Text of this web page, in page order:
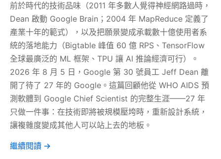
前於時代的技術品味（2011 年多數人覺得神經網路過時，
Dean 啟動 Google Brain；2004 年 MapReduce 定義了
產業十年的範式），以及把願景變成承載數十億使用者系
統的落地能力（Bigtable 峰值 60 億 RPS、TensorFlow
全球最廣泛的 ML 框架、TPU 讓 AI 推論經濟可行）。
2026 年 8 月 5 日，Google 第 30 號員工 Jeff Dean 離
開了待了 27 年的 Google。這篇回顧他從 WHO AIDS 預
測軟體到 Google Chief Scientist 的完整生涯——27 年
只做一件事：在技術即將被規模壓垮時，重新設計系統，
讓複雜度變成其他人可以站上去的地板。
繼續閱讀 →